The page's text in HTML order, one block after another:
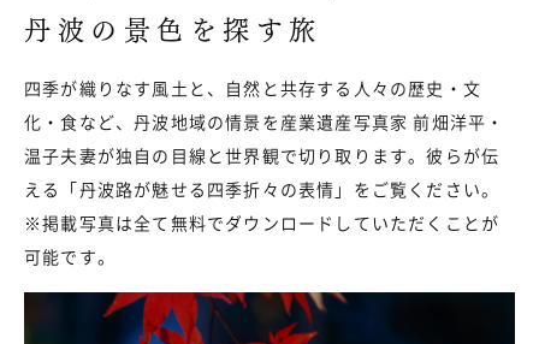
丹波の景色を探す旅
四季が織りなす風土と、自然と共存する人々の歴史・文
化・食など、丹波地域の情景を産業遺産写真家 前畑洋平・
温子夫妻が独自の目線と世界観で切り取ります。彼らが伝
える「丹波路が魅せる四季折々の表情」をご覧ください。
※掲載写真は全て無料でダウンロードしていただくことが
可能です。